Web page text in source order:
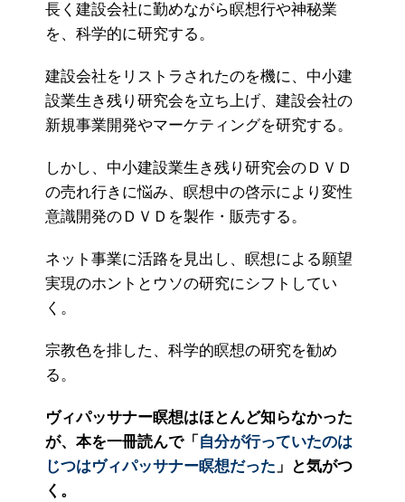
長く建設会社に勤めながら瞑想行や神秘業
を、科学的に研究する。
建設会社をリストラされたのを機に、中小建
設業生き残り研究会を立ち上げ、建設会社の
新規事業開発やマーケティングを研究する。
しかし、中小建設業生き残り研究会のＤＶＤ
の売れ行きに悩み、瞑想中の啓示により変性
意識開発のＤＶＤを製作・販売する。
ネット事業に活路を見出し、瞑想による願望
実現のホントとウソの研究にシフトしてい
く。
宗教色を排した、科学的瞑想の研究を勧め
る。
ヴィパッサナー瞑想はほとんど知らなかった
が、本を一冊読んで「 自分が行っていたのは
じつはヴィパッサナー瞑想だった 」と気がつ
く。